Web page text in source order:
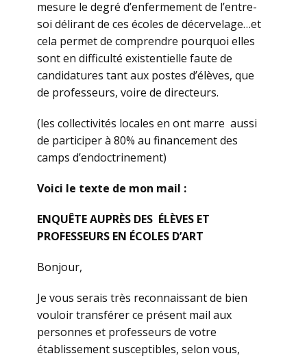
mesure le degré d’enfermement de l’entre-
soi délirant de ces écoles de décervelage…et
cela permet de comprendre pourquoi elles
sont en difficulté existentielle faute de
candidatures tant aux postes d’élèves, que
de professeurs, voire de directeurs.
(les collectivités locales en ont marre aussi
de participer à 80% au financement des
camps d’endoctrinement)
Voici le texte de mon mail :
ENQUÊTE AUPRÈS DES ÉLÈVES ET
PROFESSEURS EN ÉCOLES D’ART
Bonjour,
Je vous serais très reconnaissant de bien
vouloir transférer ce présent mail aux
personnes et professeurs de votre
établissement susceptibles, selon vous,